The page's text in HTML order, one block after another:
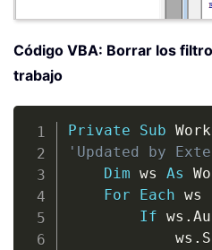
Código VBA: Borrar los
trabajo
Private Sub
'Updated by
Dim ws As
For
Each ws
If ws .
            ws
.